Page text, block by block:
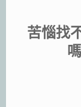
苦惱找